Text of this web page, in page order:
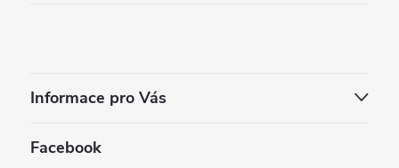
Informace pro Vás
Facebook